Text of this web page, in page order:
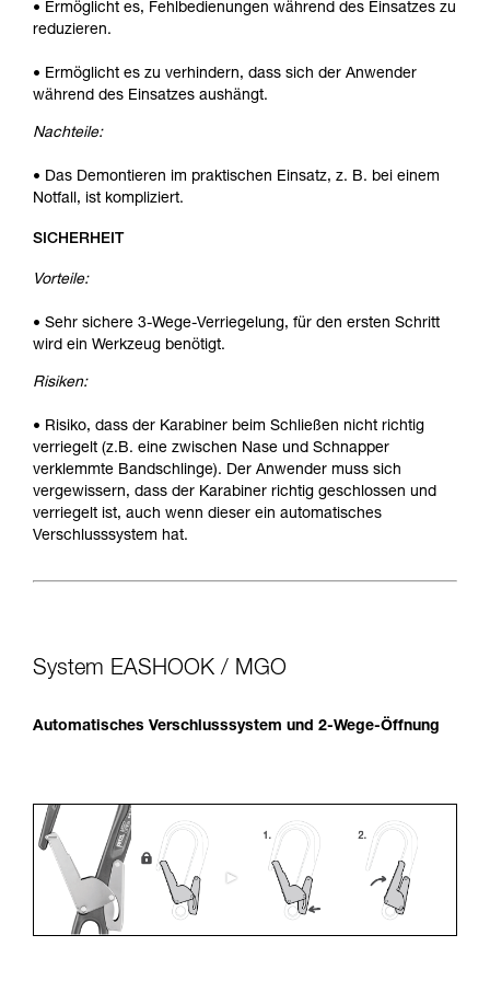
• Ermöglicht es, Fehlbedienungen während des Einsatzes zu
reduzieren.
• Ermöglicht es zu verhindern, dass sich der Anwender
während des Einsatzes aushängt.
Nachteile:
• Das Demontieren im praktischen Einsatz, z. B. bei einem
Notfall, ist kompliziert.
SICHERHEIT
Vorteile:
• Sehr sichere 3-Wege-Verriegelung, für den ersten Schritt
wird ein Werkzeug benötigt.
Risiken:
• Risiko, dass der Karabiner beim Schließen nicht richtig
verriegelt (z.B. eine zwischen Nase und Schnapper
verklemmte Bandschlinge). Der Anwender muss sich
vergewissern, dass der Karabiner richtig geschlossen und
verriegelt ist, auch wenn dieser ein automatisches
Verschlusssystem hat.
System EASHOOK / MGO
Automatisches Verschlusssystem und 2-Wege-Öffnung